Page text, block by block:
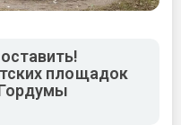
площадок